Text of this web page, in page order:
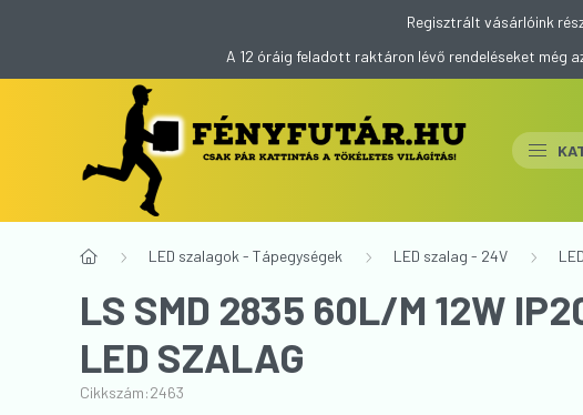
Regisztrált vásárlóink
A 12 óráig feladott raktáron lévő rendeléseket még
LED szalagok - Tápegységek LED szalag - 24V
LS SMD 2835 60L/M 12W
LED SZALAG
Cikkszám:2463